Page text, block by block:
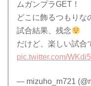
ムガンプラGET！
どこに飾るつもりな
試合結果、残念
だけど、楽しい試合
pic.twitter.com/
— mizuho_m721